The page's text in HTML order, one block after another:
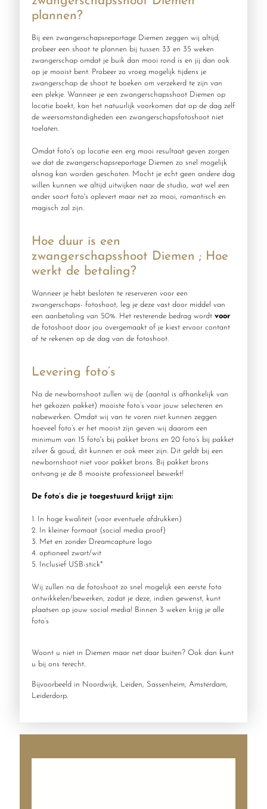
plannen?
Bij een zwangerschapsreportage Diemen zeggen wij altijd;
probeer een shoot te plannen bij tussen 33 en 35 weken
zwangerschap omdat je buik dan mooi rond is en jij dan ook
op je mooist bent. Probeer zo vroeg mogelijk tijdens je
zwangerschap de shoot te boeken om verzekerd te zijn van
een plekje. Wanneer je een zwangerschapsshoot Diemen op
locatie boekt, kan het natuurlijk voorkomen dat op de dag zelf
de weersomstandigheden een zwangerschapsfotoshoot niet
toelaten.
Omdat foto's op locatie een erg mooi resultaat geven zorgen
we dat de zwangerschapsreportage Diemen zo snel mogelijk
alsnog kan worden geschoten. Mocht je echt geen andere dag
willen kunnen we altijd uitwijken naar de studio, wat wel een
ander soort foto's oplevert maar net zo mooi, romantisch en
magisch zal zijn.
Hoe duur is een
zwangerschapsshoot Diemen ; Hoe
werkt de betaling?
Wanneer je hebt besloten te reserveren voor een
zwangerschaps- fotoshoot, leg je deze vast door middel van
een aanbetaling van 50%. Het resterende bedrag wordt voor
de fotoshoot door jou overgemaakt of je kiest ervoor contant
af te rekenen op de dag van de fotoshoot.
Levering foto’s
Na de newbornshoot zullen wij de (aantal is afhankelijk van
het gekozen pakket) mooiste foto’s voor jouw selecteren en
nabewerken. Omdat wij van te voren niet kunnen zeggen
hoeveel foto’s er het mooist zijn geven wij daarom een
minimum van 15 foto's bij pakket brons en 20 foto’s bij pakket
zilver & goud, dit kunnen er ook meer zijn. Dit geldt bij een
newbornshoot niet voor pakket brons. Bij pakket brons
ontvang je de 8 mooiste professioneel bewerkt!
De foto’s die je toegestuurd krijgt zijn:
1. In hoge kwaliteit (voor eventuele afdrukken)
2. In kleiner formaat (social media proof)
3. Met en zonder Dreamcapture logo
4. optioneel zwart/wit
5. Inclusief USB-stick*
Wij zullen na de fotoshoot zo snel mogelijk een eerste foto
ontwikkelen/bewerken, zodat je deze, indien gewenst, kunt
plaatsen op jouw social media! Binnen 3 weken krijg je alle
foto’s
Woont u niet in Diemen maar net daar buiten? Ook dan kunt
u bij ons terecht..
Bijvoorbeeld in Noordwijk, Leiden, Sassenheim, Amsterdam,
Leiderdorp.